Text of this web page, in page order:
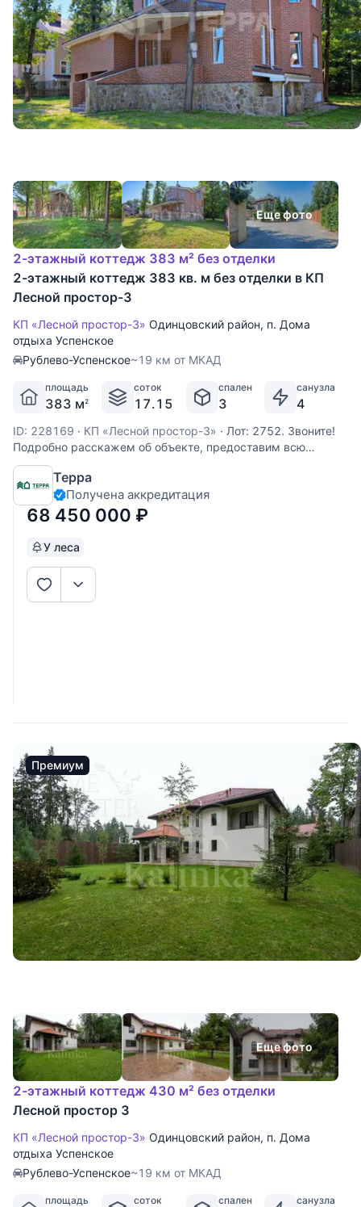
Еще фото
2-этажный коттедж 383 м² без отделки
2-этажный коттедж 383 кв. м без отделки в КП
Лесной простор-3
КП «Лесной простор-3» Одинцовский район, п. Дома
отдыха Успенское
Рублево-Успенское~19 км от МКАД
площадь
383 м2
соток
17.15
спален
3
санузла
4
ID: 228169 · КП «Лесной простор-3» · Лот: 2752. Звоните!
Подробно расскажем об объекте, предоставим всю
необходимую информацию и оперативно покажем!
Терра
Получена аккредитация
68 450 000 ₽
У леса
Премиум
Еще фото
2-этажный коттедж 430 м² без отделки
Лесной простор 3
КП «Лесной простор-3» Одинцовский район, п. Дома
отдыха Успенское
Рублево-Успенское~19 км от МКАД
площадь соток спален санузла